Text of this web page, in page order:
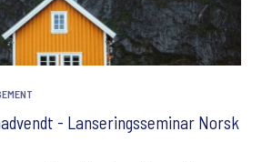
- Lanseringsseminar Norsk